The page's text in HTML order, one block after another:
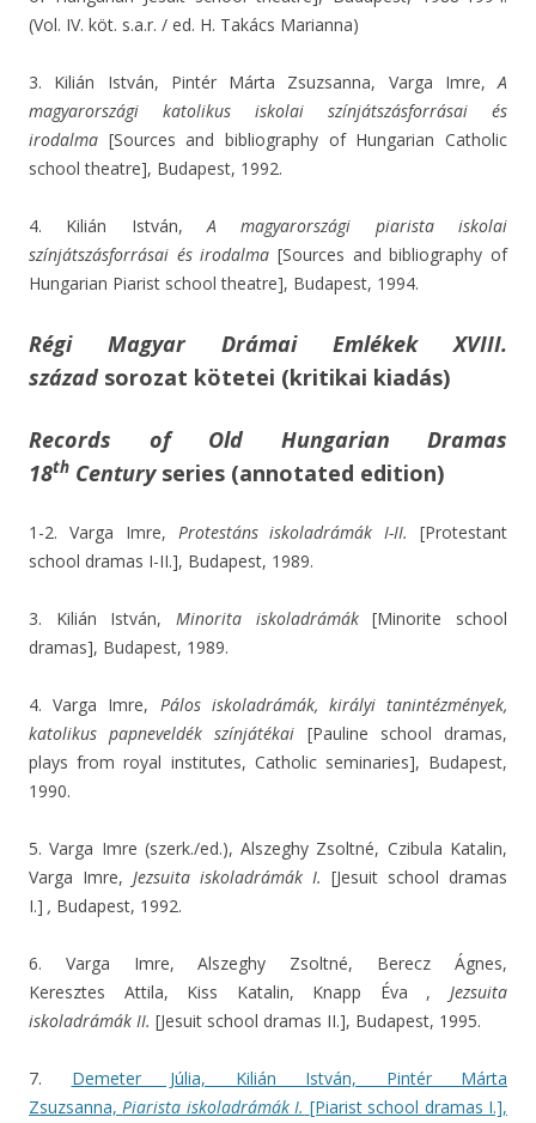
(Vol. IV. köt. s.a.r. / ed. H. Takács Marianna)
3. Kilián István, Pintér Márta Zsuzsanna, Varga Imre,A
magyarországi katolikus iskolai színjátszásforrásai és
irodalma [Sources and bibliography of Hungarian Catholic
school theatre], Budapest, 1992.
4. Kilián István,A magyarországi piarista iskolai
színjátszásforrásai és irodalma [Sources and bibliography of
Hungarian Piarist school theatre], Budapest, 1994.
Régi Magyar Drámai Emlékek XVIII.
század sorozat kötetei (kritikai kiadás)
Records of
Old Hungarian Dramas
18th Century series (annotated edition)
1-2. Varga Imre, Protestáns iskoladrámák I-II.
[Protestant
school dramas I-II.], Budapest, 1989.
3. Kilián István, Minorita iskoladrámák
[Minorite school
dramas], Budapest, 1989.
4. Varga Imre, Pálos iskoladrámák, királyi tanintézmények,
katolikus papneveldék színjátékai [Pauline school dramas,
plays from royal institutes, Catholic seminaries], Budapest,
1990.
5. Varga Imre (szerk./ed.), Alszeghy Zsoltné, Czibula Katalin,
Varga Imre, Jezsuita iskoladrámák I. [Jesuit school dramas
I.] , Budapest, 1992.
6. Varga Imre, Alszeghy Zsoltné, Berecz Ágnes,
Keresztes Attila, Kiss Katalin, Knapp Éva , Jezsuita
iskoladrámák II. [Jesuit school dramas II.], Budapest, 1995.
7. Demeter Júlia, Kilián István, Pintér Márta
Zsuzsanna,Piarista iskoladrámák I. [Piarist school dramas I.],